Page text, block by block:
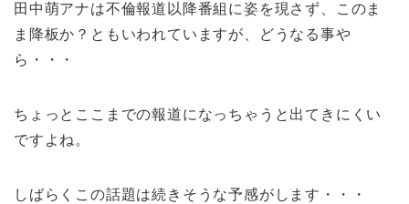
田中萌アナは不倫報道以降番組に姿を現さず、このま
ま降板か？ともいわれていますが、どうなる事や
ら・・・
ちょっとここまでの報道になっちゃうと出てきにくい
ですよね。
しばらくこの話題は続きそうな予感がします・・・